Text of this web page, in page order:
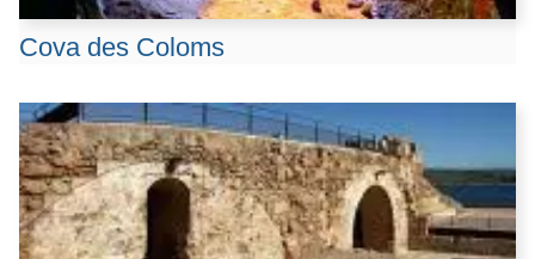
Cova des Coloms